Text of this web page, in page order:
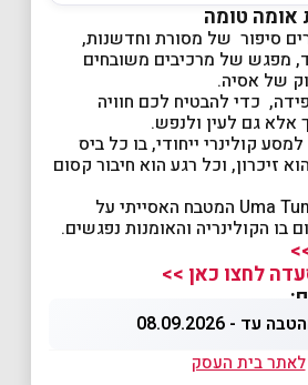
אומה טומה
סיפור של מסורת וחדשנות,
מפגש של מרכיבים משובחים
של אסיה.
כדי להבטיח לכם חוויה
גם לעין ולנפש.
קולינרי ייחודי, בו כל ביס
זיכרון, וכל רגע הוא חיבור קסום
ברוכים הבאים ל-Uma Tuma המטבח האסייתי על
הקולינריה והאומנות נפגשים.
לחצו כאן >>
עד - 08.09.2026
לאתר בית העסק